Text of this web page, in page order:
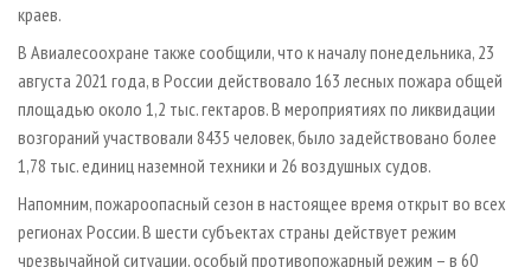
краев.
В Авиалесоохране также сообщили, что к началу понедельника, 23
августа 2021 года, в России действовало 163 лесных пожара общей
площадью около 1,2 тыс. гектаров. В мероприятиях по ликвидации
возгораний участвовали 8435 человек, было задействовано более
1,78 тыс. единиц наземной техники и 26 воздушных судов.
Напомним, пожароопасный сезон в настоящее время открыт во всех
регионах России. В шести субъектах страны действует режим
чрезвычайной ситуации, особый противопожарный режим – в 60